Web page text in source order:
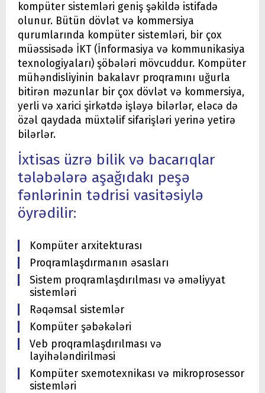
kompüter sistemləri geniş şəkildə istifadə
olunur. Bütün dövlət və kommersiya
qurumlarında kompüter sistemləri, bir çox
müəssisədə İKT (İnformasiya və kommunikasiya
texnologiyaları) şöbələri mövcuddur. Kompüter
mühəndisliyinin bakalavr proqramını uğurla
bitirən məzunlar bir çox dövlət və kommersiya,
yerli və xarici şirkətdə işləyə bilərlər, eləcə də
özəl qaydada müxtəlif sifarişləri yerinə yetirə
bilərlər.
İxtisas üzrə bilik və bacarıqlar
tələbələrə aşağıdakı peşə
fənlərinin tədrisi vasitəsiylə
öyrədilir:
Kompüter arxitekturası
Proqramlaşdırmanın əsasları
Sistem proqramlaşdırılması və əməliyyat
sistemləri
Rəqəmsal sistemlər
Kompüter şəbəkələri
Veb proqramlaşdırılması və
layihələndirilməsi
Kompüter sxemotexnikası və mikroprosessor
sistemləri